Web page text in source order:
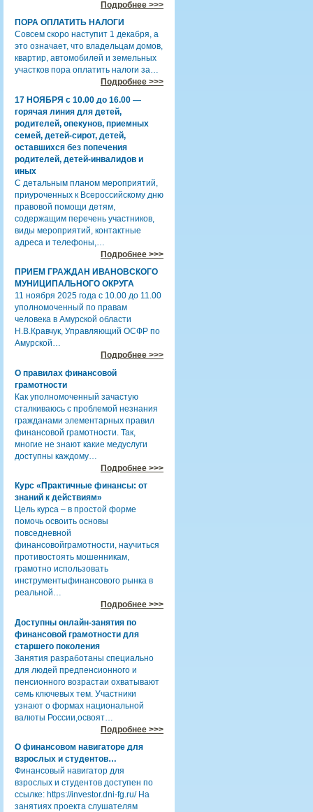
Подробнее >>>
ПОРА ОПЛАТИТЬ НАЛОГИ
Совсем скоро наступит 1 декабря, а
это означает, что владельцам домов,
квартир, автомобилей и земельных
участков пора оплатить налоги за…
Подробнее >>>
17 НОЯБРЯ с 10.00 до 16.00 —
горячая линия для детей,
родителей, опекунов, приемных
семей, детей-сирот, детей,
оставшихся без попечения
родителей, детей-инвалидов и
иных
С детальным планом мероприятий,
приуроченных к Всероссийскому дню
правовой помощи детям,
содержащим перечень участников,
виды мероприятий, контактные
адреса и телефоны,…
Подробнее >>>
ПРИЕМ ГРАЖДАН ИВАНОВСКОГО
МУНИЦИПАЛЬНОГО ОКРУГА
11 ноября 2025 года с 10.00 до 11.00
уполномоченный по правам
человека в Амурской области
Н.В.Кравчук, Управляющий ОСФР по
Амурской…
Подробнее >>>
О правилах финансовой
грамотности
Как уполномоченный зачастую
сталкиваюсь с проблемой незнания
гражданами элементарных правил
финансовой грамотности. Так,
многие не знают какие медуслуги
доступны каждому…
Подробнее >>>
Курс «Практичные финансы: от
знаний к действиям»
Цель курса – в простой форме
помочь освоить основы
повседневной
финансовойграмотности, научиться
противостоять мошенникам,
грамотно использовать
инструментыфинансового рынка в
реальной…
Подробнее >>>
Доступны онлайн-занятия по
финансовой грамотности для
старшего поколения
Занятия разработаны специально
для людей предпенсионного и
пенсионного возрастаи охватывают
семь ключевых тем. Участники
узнают о формах национальной
валюты России,освоят…
Подробнее >>>
О финансовом навигаторе для
взрослых и студентов…
Финансовый навигатор для
взрослых и студентов доступен по
ссылке: https://investor.dni-fg.ru/ На
занятиях проекта слушателям